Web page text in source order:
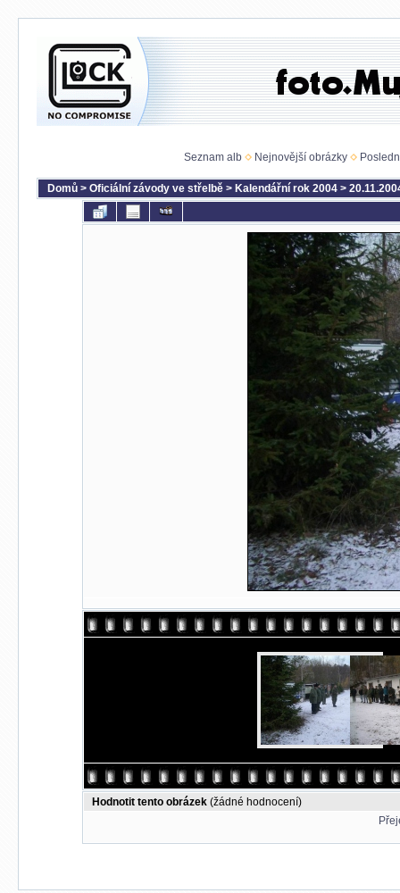
Seznam alb Nejnovější obrázky
Domů > Oficiální závody ve střelbě > Kalendářní rok 2004 >
Hodnotit tento obrázek(žádné hodnocení)